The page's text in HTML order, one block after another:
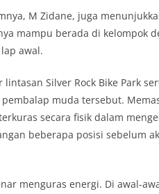
M Zidane, juga
mampu berada di kelompok
awal.
lintasan Silver Rock Bike Park
muda tersebut.
secara fisik dalam
beberapa posisi sebelum
menguras energi. Di awal-